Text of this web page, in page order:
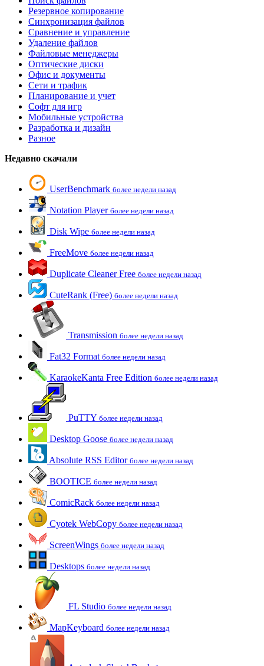
Резервное копирование
Синхронизация файлов
Сравнение и управление
Удаление файлов
Файловые менеджеры
Оптические диски
Офис и документы
Сети и трафик
Планирование и учет
Софт для игр
Мобильные устройства
Разработка и дизайн
Разное
Недавно скачали
UserBenchmark более недели назад
Notation Player более недели назад
Disk Wipe более недели назад
FreeMove более недели назад
Duplicate Cleaner Free более недели назад
CuteRank (Free) более недели назад
Transmission более недели назад
Fat32 Format более недели назад
KaraokeKanta Free Edition более недели назад
PuTTY более недели назад
Desktop Goose более недели назад
Absolute RSS Editor более недели назад
BOOTICE более недели назад
ComicRack более недели назад
Cyotek WebCopy более недели назад
ScreenWings более недели назад
Desktops более недели назад
FL Studio более недели назад
MapKeyboard более недели назад